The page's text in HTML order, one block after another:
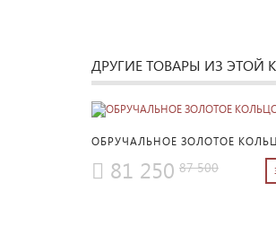
ДРУГИЕ ТОВАРЫ ИЗ ЭТОЙ
ПОДРОБНЕЕ
ОБРУЧАЛЬНОЕ ЗОЛОТОЕ
81 250 87 500